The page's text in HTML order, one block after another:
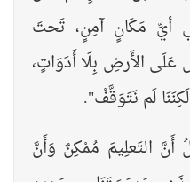
أيِّ مَكَانٍ آمِنٍ، تَحتَ
الأَرضِ بِلَا أَدَوَاتٍ،
لَم نَتَوَقَّفْ".
أَنَّ التَعلِيمَ مُمْكِنٌ وَأَنَّ